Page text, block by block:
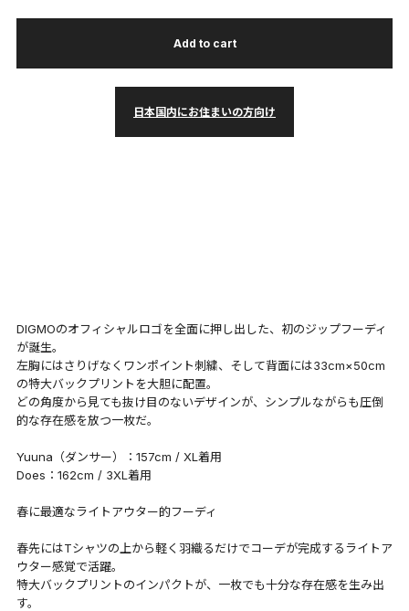
Add to cart
日本国内にお住まいの方向け
DIGMOのオフィシャルロゴを全面に押し出した、初のジップフーディ
が誕生。
左胸にはさりげなくワンポイント刺繍、そして背面には33cm×50cm
の特大バックプリントを大胆に配置。
どの角度から見ても抜け目のないデザインが、シンプルながらも圧倒
的な存在感を放つ一枚だ。
Yuuna（ダンサー）：157cm / XL着用
Does：162cm / 3XL着用
春に最適なライトアウター的フーディ
春先にはTシャツの上から軽く羽織るだけでコーデが完成するライトア
ウター感覚で活躍。
特大バックプリントのインパクトが、一枚でも十分な存在感を生み出
す。